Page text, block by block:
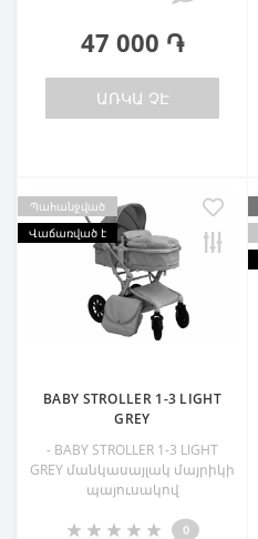
47 000 ֏
ԱՌԿԱ ՉԷ
Պահանջված
Վաճառված է
BABY STROLLER 1-3 LIGHT
GREY
- BABY STROLLER 1-3 LIGHT
GREY մանկասայլակ մայրիկի
պայուսակով
0